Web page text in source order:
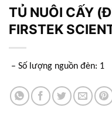
TỦ NUÔI CẤY
FIRSTEK
– Số lượng nguồn đèn: 1